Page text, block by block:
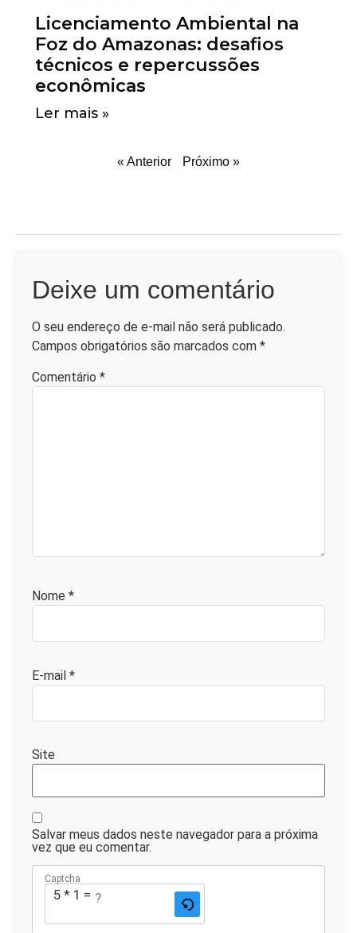
Licenciamento Ambiental na
Foz do Amazonas: desafios
técnicos e repercussões
econômicas
Ler mais »
« Anterior Próximo »
Deixe um comentário
O seu endereço de e-mail não será publicado.
Campos obrigatórios são marcados com *
Comentário *
Nome *
E-mail *
Site
Salvar meus dados neste navegador para a próxima
vez que eu comentar.
Captcha
5 * 1 = ?